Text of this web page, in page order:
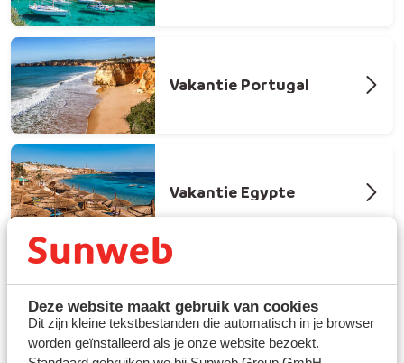
Deze website maakt gebruik van cookies
Dit zijn kleine tekstbestanden die automatisch in je browser
worden geïnstalleerd als je onze website bezoekt.
Vakantie Portugal
Vakantie Egypte